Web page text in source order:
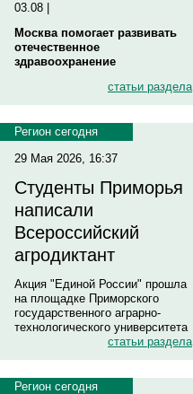
03.08 |
Москва помогает развивать
отечественное
здравоохранение
статьи раздела
Регион сегодня
29 Мая 2026, 16:37
Студенты Приморья
написали
Всероссийский
агродиктант
Акция "Единой России" прошла
на площадке Приморского
государственного аграрно-
технологического университета
статьи раздела
Регион сегодня